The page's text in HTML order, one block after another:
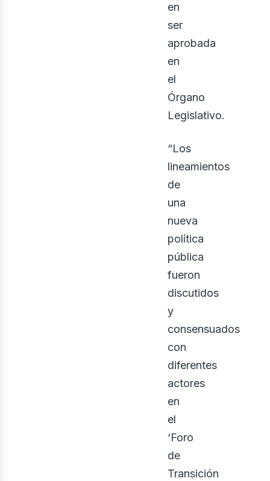
en
ser
aprobada
en
el
Órgano
Legislativo.
“Los
lineamientos
de
una
nueva
política
pública
fueron
discutidos
y
consensuados
con
diferentes
actores
en
el
‘Foro
de
Transición